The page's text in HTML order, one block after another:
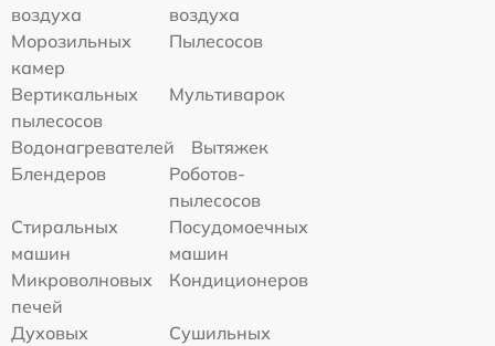
воздуха
воздуха
Морозильных
камер
Пылесосов
Вертикальных
пылесосов
Мультиварок
Водонагревателей
Вытяжек
Блендеров
Роботов-
пылесосов
Стиральных
машин
Посудомоечных
машин
Микроволновых
печей
Кондиционеров
Духовых
Сушильных